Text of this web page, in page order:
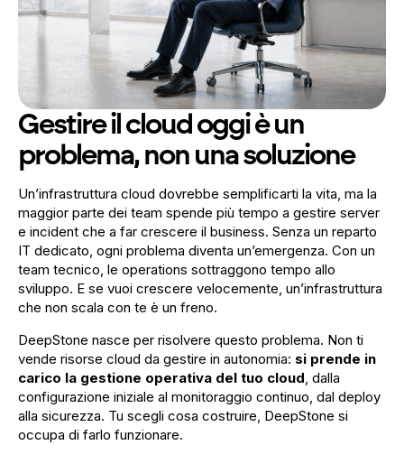
Gestire il cloud oggi è un
problema, non una soluzione
Un’infrastruttura cloud dovrebbe semplificarti la vita, ma la
maggior parte dei team spende più tempo a gestire server
e incident che a far crescere il business. Senza un reparto
IT dedicato, ogni problema diventa un’emergenza. Con un
team tecnico, le operations sottraggono tempo allo
sviluppo. E se vuoi crescere velocemente, un’infrastruttura
che non scala con te è un freno.
DeepStone nasce per risolvere questo problema. Non ti
vende risorse cloud da gestire in autonomia: si prende in
carico la gestione operativa del tuo cloud, dalla
configurazione iniziale al monitoraggio continuo, dal deploy
alla sicurezza. Tu scegli cosa costruire, DeepStone si
occupa di farlo funzionare.